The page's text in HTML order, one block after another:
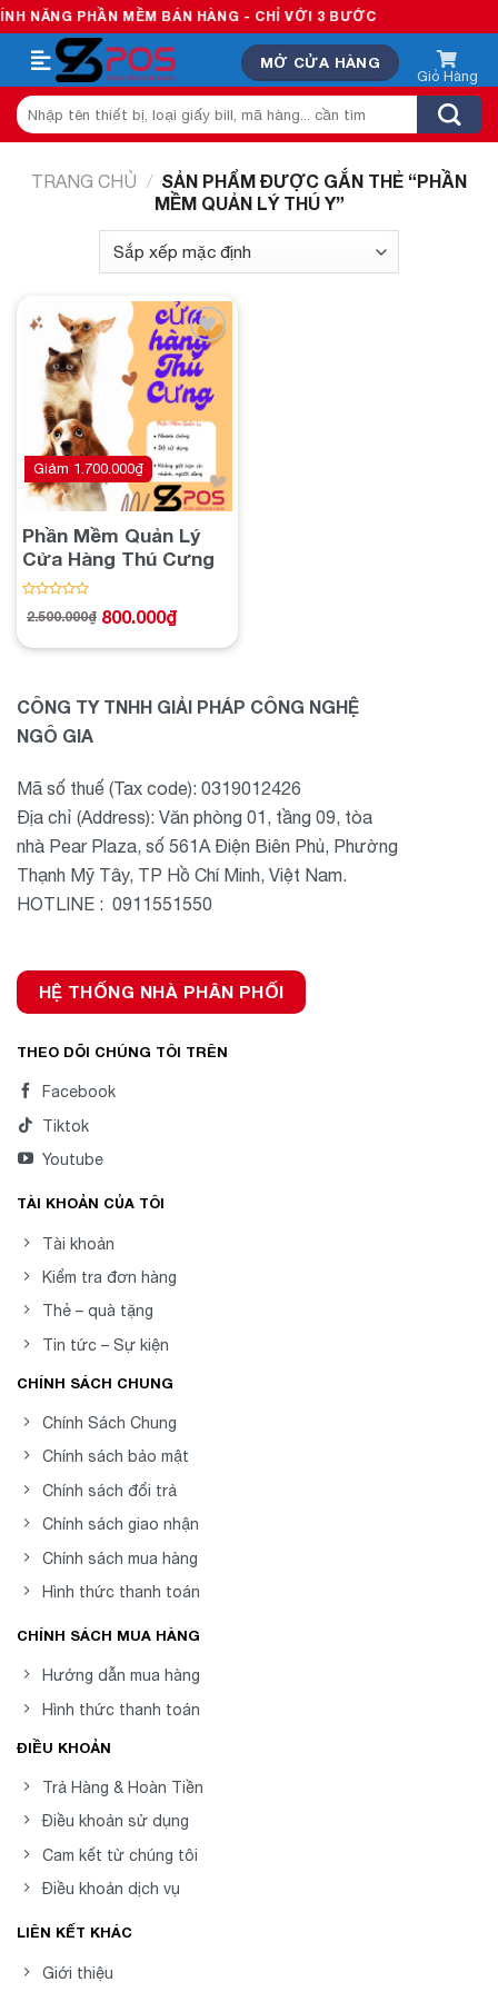
Skip
to
content
NĂNG PHẦN MỀM BÁN HÀNG - CHỈ VỚI 3 BƯỚC
MỞ CỬA HÀNG
Tìm
kiếm:
TRANG CHỦ / SẢN PHẨM ĐƯỢC GẮN THẺ “PHẦN
MỀM QUẢN LÝ THÚ Y”
Add to
wishlist
Phần Mềm Quản Lý
Cửa Hàng Thú Cưng
xếp
0
2.500.000₫
Giá
2.500.000₫.
800.000₫
Giá
là:
Giảm 1.700.000₫
CÔNG TY TNHH GIẢI PHÁP CÔNG NGHỆ
NGÔ GIA
Mã số thuế (Tax code): 0319012426
Địa chỉ (Address): Văn phòng 01, tầng 09, tòa
nhà Pear Plaza, số 561A Điện Biên Phủ, Phường
Thạnh Mỹ Tây, TP Hồ Chí Minh, Việt Nam.
HOTLINE : 0911551550
HỆ THỐNG NHÀ PHÂN PHỐI
THEO DÕI CHÚNG TÔI TRÊN
Facebook
Tiktok
Youtube
TÀI KHOẢN CỦA TÔI
Tài khoản
Kiểm tra đơn hàng
Thẻ – quà tặng
Tin tức – Sự kiện
CHÍNH SÁCH CHUNG
Chính Sách Chung
Chính sách bảo mật
Chính sách đổi trả
Chính sách giao nhận
Chính sách mua hàng
Hình thức thanh toán
CHÍNH SÁCH MUA HÀNG
Hướng dẫn mua hàng
Hình thức thanh toán
ĐIỀU KHOẢN
Trả Hàng & Hoàn Tiền
Điều khoản sử dụng
Cam kết từ chúng tôi
Điều khoản dịch vụ
LIÊN KẾT KHÁC
Giới thiệu